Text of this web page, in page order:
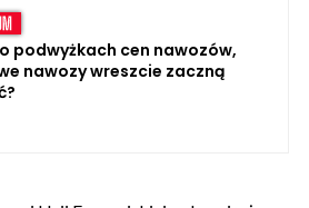
podwyżkach cen nawozów,
nawozy wreszcie zaczną